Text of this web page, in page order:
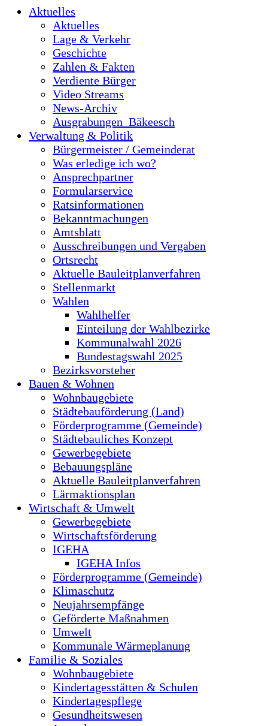
Aktuelles
Aktuelles
Lage & Verkehr
Geschichte
Zahlen & Fakten
Verdiente Bürger
Video Streams
News-Archiv
Ausgrabungen_Bäkeesch
Verwaltung & Politik
Bürgermeister / Gemeinderat
Was erledige ich wo?
Ansprechpartner
Formularservice
Ratsinformationen
Bekanntmachungen
Amtsblatt
Ausschreibungen und Vergaben
Ortsrecht
Aktuelle Bauleitplanverfahren
Stellenmarkt
Wahlen
Wahlhelfer
Einteilung der Wahlbezirke
Kommunalwahl 2026
Bundestagswahl 2025
Bezirksvorsteher
Bauen & Wohnen
Wohnbaugebiete
Städtebauförderung (Land)
Förderprogramme (Gemeinde)
Städtebauliches Konzept
Gewerbegebiete
Bebauungspläne
Aktuelle Bauleitplanverfahren
Lärmaktionsplan
Wirtschaft & Umwelt
Gewerbegebiete
Wirtschaftsförderung
IGEHA
IGEHA Infos
Förderprogramme (Gemeinde)
Klimaschutz
Neujahrsempfänge
Geförderte Maßnahmen
Umwelt
Kommunale Wärmeplanung
Familie & Soziales
Wohnbaugebiete
Kindertagesstätten & Schulen
Kindertagespflege
Gesundheitswesen